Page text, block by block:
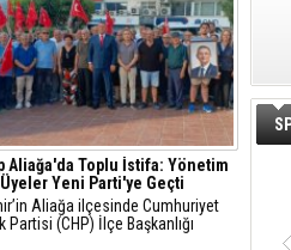
Aliağa'da Toplu İstifa: Yönetim
Yeni Parti'ye Geçti
Aliağa ilçesinde Cumhuriyet
Partisi (CHP) İlçe Başkanlığı